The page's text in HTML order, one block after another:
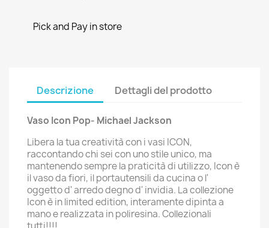
Pick and Pay in store
Descrizione Dettagli del prodotto
Vaso Icon Pop- Michael Jackson
Libera la tua creatività con i vasi ICON,
raccontando chi sei con uno stile unico, ma
mantenendo sempre la praticità di utilizzo, Icon è
il vaso da fiori, il portautensili da cucina o l'
oggetto d' arredo degno d' invidia. La collezione
Icon è in limited edition, interamente dipinta a
mano e realizzata in poliresina. Collezionali